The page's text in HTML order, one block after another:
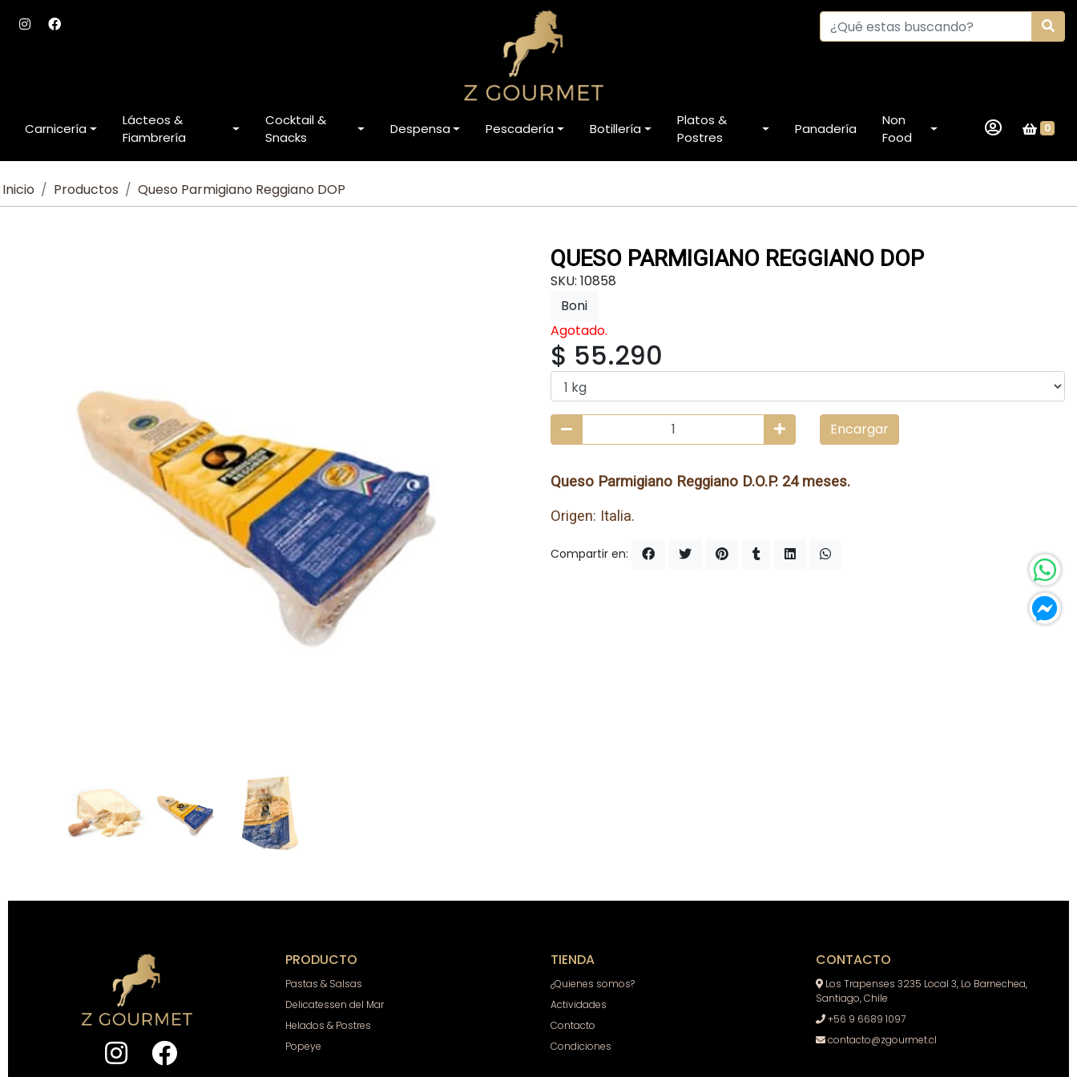
Carnicería
Lácteos &
Fiambrería
Cocktail &
Snacks
Despensa Pescadería Botillería
Platos &
Postres
Panadería
Non
Food
0
Inicio Productos Queso Parmigiano Reggiano DOP
QUESO PARMIGIANO REGGIANO DOP
SKU: 10858
Boni
Agotado.
$ 55.290
Encargar
Queso Parmigiano Reggiano D.O.P. 24 meses.
Origen: Italia.
Compartir en:
PRODUCTO
Pastas & Salsas
Delicatessen del Mar
Helados & Postres
Popeye
TIENDA
¿Quienes somos?
Actividades
Contacto
Condiciones
CONTACTO
Los Trapenses 3235 Local 3, Lo Barnechea,
Santiago, Chile
+56 9 6689 1097
contacto@zgourmet.cl